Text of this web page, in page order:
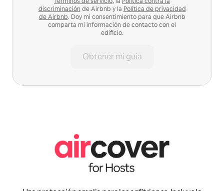
discriminación de Airbnb y la Política de privacidad
de Airbnb. Doy mi consentimiento para que Airbnb
comparta mi información de contacto con el
edificio.
Obtener mi guía